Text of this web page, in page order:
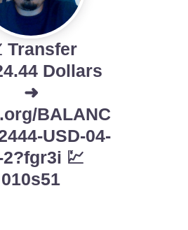
Transfer
Dollars
➜
BALANC
USD-04-
2?fgr3i 💹
010s51